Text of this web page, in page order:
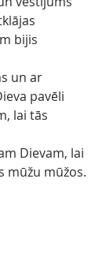
bijis
un ar
pavēli
lai tās
Dievam, lai
mūžu mūžos.